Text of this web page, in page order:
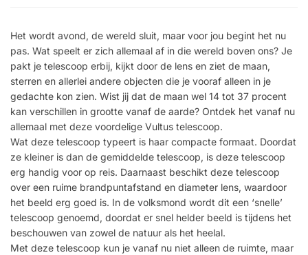
Het wordt avond, de wereld sluit, maar voor jou begint het nu
pas. Wat speelt er zich allemaal af in die wereld boven ons? Je
pakt je telescoop erbij, kijkt door de lens en ziet de maan,
sterren en allerlei andere objecten die je vooraf alleen in je
gedachte kon zien. Wist jij dat de maan wel 14 tot 37 procent
kan verschillen in grootte vanaf de aarde? Ontdek het vanaf nu
allemaal met deze voordelige Vultus telescoop.
Wat deze telescoop typeert is haar compacte formaat. Doordat
ze kleiner is dan de gemiddelde telescoop, is deze telescoop
erg handig voor op reis. Daarnaast beschikt deze telescoop
over een ruime brandpuntafstand en diameter lens, waardoor
het beeld erg goed is. In de volksmond wordt dit een ‘snelle’
telescoop genoemd, doordat er snel helder beeld is tijdens het
beschouwen van zowel de natuur als het heelal.
Met deze telescoop kun je vanaf nu niet alleen de ruimte, maar